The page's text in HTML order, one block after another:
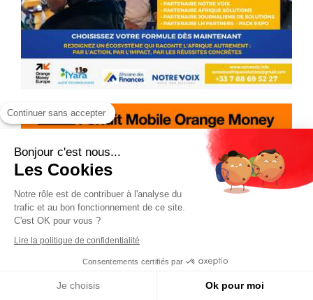
Continuer sans accepter
Bonjour c'est nous...
Les Cookies
Notre rôle est de contribuer à l'analyse du
trafic et au bon fonctionnement de ce site.
C'est OK pour vous ?
Lire la politique de confidentialité
Consentements certifiés par
Je choisis Ok pour moi